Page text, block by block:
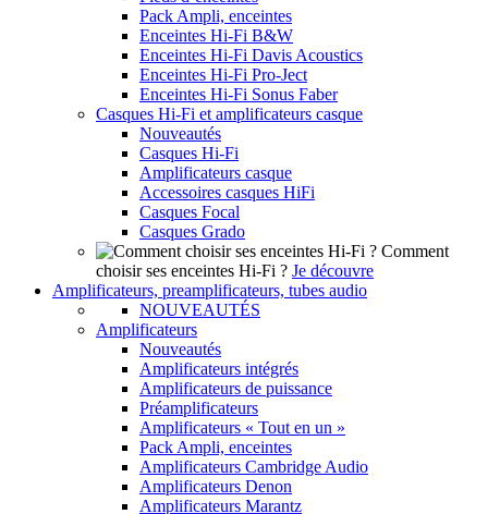
Pack Ampli, enceintes
Enceintes Hi-Fi B&W
Enceintes Hi-Fi Davis Acoustics
Enceintes Hi-Fi Pro-Ject
Enceintes Hi-Fi Sonus Faber
Casques Hi-Fi et amplificateurs casque
Nouveautés
Casques Hi-Fi
Amplificateurs casque
Accessoires casques HiFi
Casques Focal
Casques Grado
Comment
choisir ses enceintes Hi-Fi ? Je découvre
Amplificateurs, preamplificateurs, tubes audio
NOUVEAUTÉS
Amplificateurs
Nouveautés
Amplificateurs intégrés
Amplificateurs de puissance
Préamplificateurs
Amplificateurs « Tout en un »
Pack Ampli, enceintes
Amplificateurs Cambridge Audio
Amplificateurs Denon
Amplificateurs Marantz